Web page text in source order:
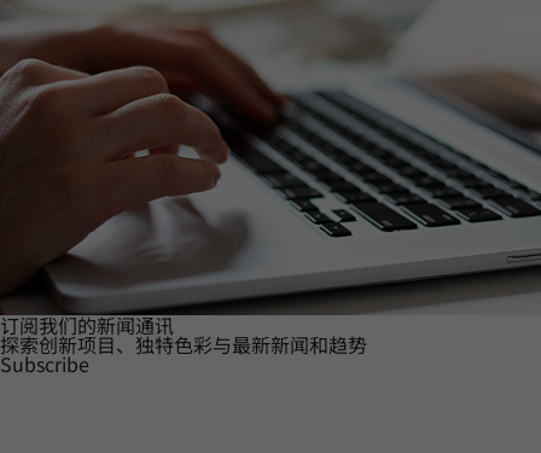
订阅我们的新闻通讯
探索创新项目、独特色彩与最新新闻和趋势
Subscribe